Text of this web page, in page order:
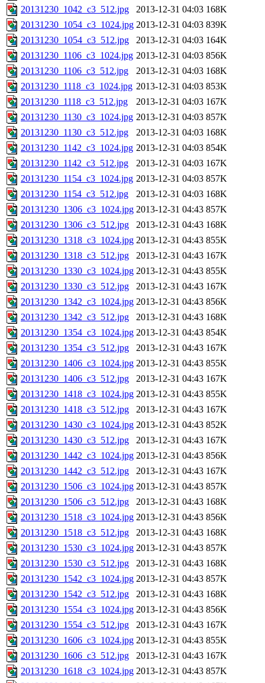
20131230_1042_c3_512.jpg
2013-12-31 04:03 168K
20131230_1054_c3_1024.jpg 2013-12-31 04:03 839K
20131230_1054_c3_512.jpg
2013-12-31 04:03 164K
20131230_1106_c3_1024.jpg 2013-12-31 04:03 856K
20131230_1106_c3_512.jpg
2013-12-31 04:03 168K
20131230_1118_c3_1024.jpg 2013-12-31 04:03 853K
20131230_1118_c3_512.jpg
2013-12-31 04:03 167K
20131230_1130_c3_1024.jpg 2013-12-31 04:03 857K
20131230_1130_c3_512.jpg
2013-12-31 04:03 168K
20131230_1142_c3_1024.jpg 2013-12-31 04:03 854K
20131230_1142_c3_512.jpg
2013-12-31 04:03 167K
20131230_1154_c3_1024.jpg 2013-12-31 04:03 857K
20131230_1154_c3_512.jpg
2013-12-31 04:03 168K
20131230_1306_c3_1024.jpg 2013-12-31 04:43 857K
20131230_1306_c3_512.jpg
2013-12-31 04:43 168K
20131230_1318_c3_1024.jpg 2013-12-31 04:43 855K
20131230_1318_c3_512.jpg
2013-12-31 04:43 167K
20131230_1330_c3_1024.jpg 2013-12-31 04:43 855K
20131230_1330_c3_512.jpg
2013-12-31 04:43 167K
20131230_1342_c3_1024.jpg 2013-12-31 04:43 856K
20131230_1342_c3_512.jpg
2013-12-31 04:43 168K
20131230_1354_c3_1024.jpg 2013-12-31 04:43 854K
20131230_1354_c3_512.jpg
2013-12-31 04:43 167K
20131230_1406_c3_1024.jpg 2013-12-31 04:43 855K
20131230_1406_c3_512.jpg
2013-12-31 04:43 167K
20131230_1418_c3_1024.jpg 2013-12-31 04:43 855K
20131230_1418_c3_512.jpg
2013-12-31 04:43 167K
20131230_1430_c3_1024.jpg 2013-12-31 04:43 852K
20131230_1430_c3_512.jpg
2013-12-31 04:43 167K
20131230_1442_c3_1024.jpg 2013-12-31 04:43 856K
20131230_1442_c3_512.jpg
2013-12-31 04:43 167K
20131230_1506_c3_1024.jpg 2013-12-31 04:43 857K
20131230_1506_c3_512.jpg
2013-12-31 04:43 168K
20131230_1518_c3_1024.jpg 2013-12-31 04:43 856K
20131230_1518_c3_512.jpg
2013-12-31 04:43 168K
20131230_1530_c3_1024.jpg 2013-12-31 04:43 857K
20131230_1530_c3_512.jpg
2013-12-31 04:43 168K
20131230_1542_c3_1024.jpg 2013-12-31 04:43 857K
20131230_1542_c3_512.jpg
2013-12-31 04:43 168K
20131230_1554_c3_1024.jpg 2013-12-31 04:43 856K
20131230_1554_c3_512.jpg
2013-12-31 04:43 167K
20131230_1606_c3_1024.jpg 2013-12-31 04:43 855K
20131230_1606_c3_512.jpg
2013-12-31 04:43 167K
20131230_1618_c3_1024.jpg 2013-12-31 04:43 857K